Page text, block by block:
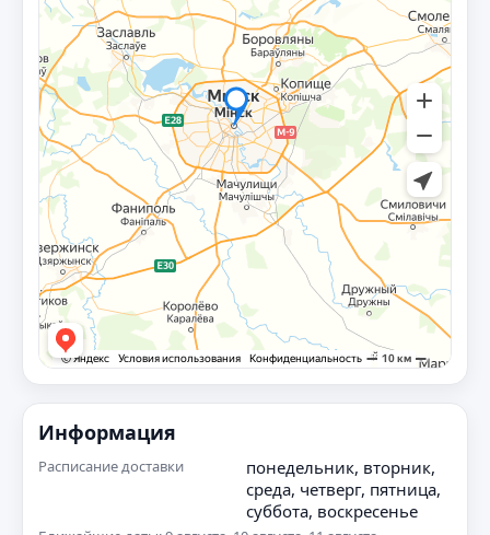
Информация
Расписание доставки
понедельник, вторник,
среда, четверг, пятница,
суббота, воскресенье